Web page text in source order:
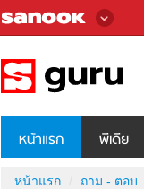
หน้าแรก พีเดีย
หน้าแรก ถาม - ตอบ